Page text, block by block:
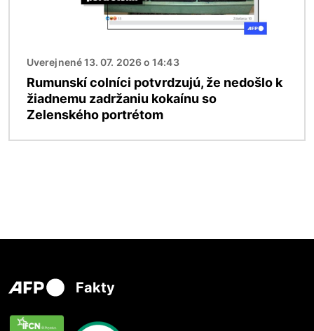
Uverejnené 13. 07. 2026 o 14:43
Rumunskí colníci potvrdzujú, že nedošlo k
žiadnemu zadržaniu kokaínu so
Zelenského portrétom
Fakty